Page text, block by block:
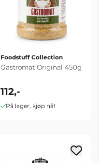
Foodstuff Collection
Gastromat Original 450g
112,-
På lager, kjøp nå!